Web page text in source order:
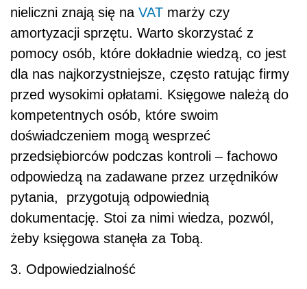
nieliczni znają się na VAT marży czy
amortyzacji sprzętu. Warto skorzystać z
pomocy osób, które dokładnie wiedzą, co jest
dla nas najkorzystniejsze, często ratując firmy
przed wysokimi opłatami. Księgowe należą do
kompetentnych osób, które swoim
doświadczeniem mogą wesprzeć
przedsiębiorców podczas kontroli – fachowo
odpowiedzą na zadawane przez urzędników
pytania, przygotują odpowiednią
dokumentację. Stoi za nimi wiedza, pozwól,
żeby księgowa stanęła za Tobą.
3. Odpowiedzialność